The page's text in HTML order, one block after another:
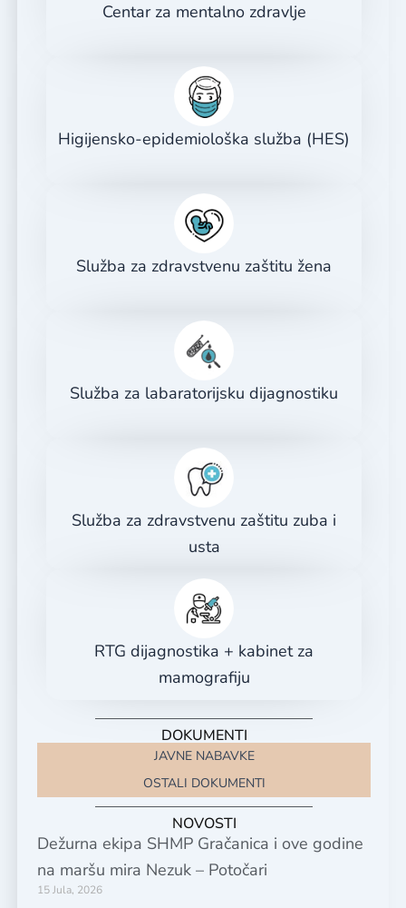
Centar za mentalno zdravlje
Higijensko-epidemiološka služba (HES)
Služba za zdravstvenu zaštitu žena
Služba za labaratorijsku dijagnostiku
Služba za zdravstvenu zaštitu zuba i
usta
RTG dijagnostika + kabinet za
mamografiju
DOKUMENTI
JAVNE NABAVKE
OSTALI DOKUMENTI
NOVOSTI
Dežurna ekipa SHMP Gračanica i ove godine
na maršu mira Nezuk – Potočari
15 Jula, 2026